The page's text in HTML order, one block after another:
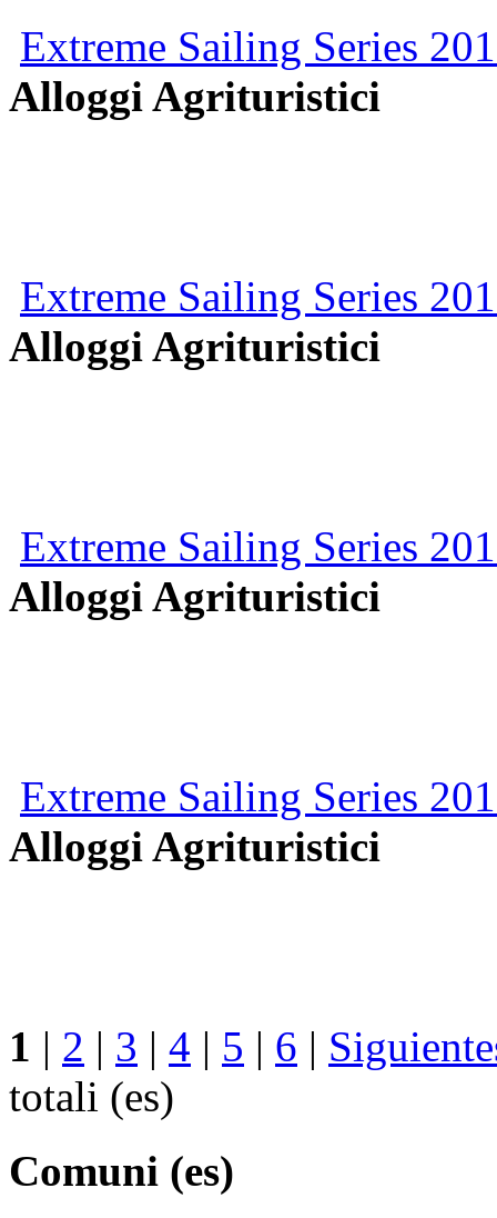
Extreme Sailing Series
Alloggi Agrituristici
Extreme Sailing Series
Alloggi Agrituristici
Extreme Sailing Series
Alloggi Agrituristici
Extreme Sailing Series
Alloggi Agrituristici
1 | 2 | 3 | 4 | 5 | 6 |
totali (es)
Comuni (es)